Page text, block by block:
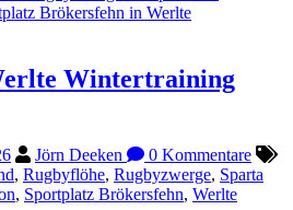
Wintertraining
Jörn Deeken
0 Kommentare
, Rugbyflöhe, Rugbyzwerge, Sparta
, Sportplatz Brökersfehn, Werlte